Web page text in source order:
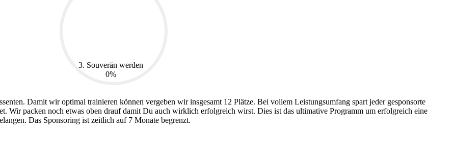
3. Souverän werden
0%
Damit wir optimal trainieren können vergeben wir insgesamt 12 Plätze. Bei vollem Leistungsumfang spart jeder gesponsorte
Wir packen noch etwas oben drauf damit Du auch wirklich erfolgreich wirst. Dies ist das ultimative Programm um erfolgreich eine
Das Sponsoring ist zeitlich auf 7 Monate begrenzt.